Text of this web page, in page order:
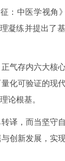
：中医学视角》
凝练并提出了
气存内六大核
化可验证的现
论根基。
译，而当坚守
创新发展，实